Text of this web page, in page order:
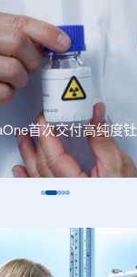
中广核达胜携手浙江嘉广束 打造国内首套全
化卷钢涂装产业链